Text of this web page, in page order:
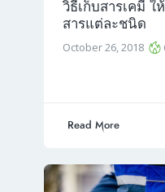
วิธีเก็บสารเคมี
สารแต่ละชนิด
October 26, 2018
Read More